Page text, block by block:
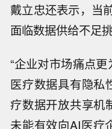
戴立忠还表示，当
面临数据供给不足挑
“企业对市场痛点
医疗数据具有隐私
疗数据开放共享机
未能有效向AI医疗